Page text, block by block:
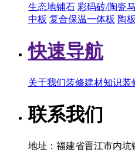
生态地铺石 彩码砖/陶瓷
中板 复合保温一体板 陶板
快速导航
关于我们装修建材知识装
联系我们
地址：福建省晋江市内坑